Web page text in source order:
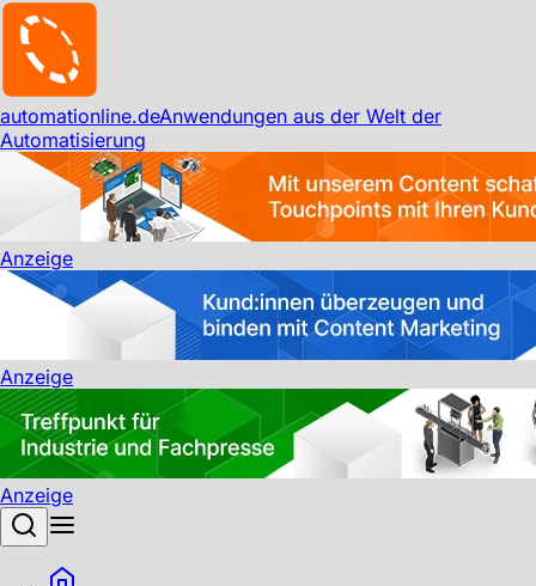
automationline.deAnwendungen aus der Welt der
Automatisierung
Anzeige
Anzeige
Anzeige